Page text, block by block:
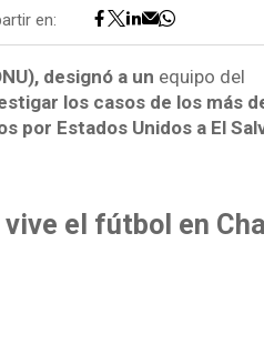
en:
designó a un equipo del
los casos de los más
por Estados Unidos a El
el fútbol en